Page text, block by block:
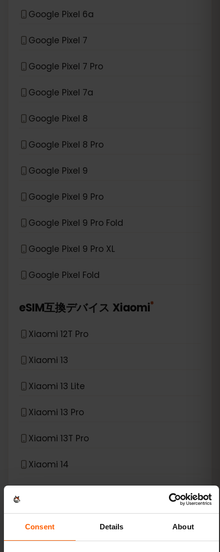
Consent Details About
Google Pixel 6a
Google Pixel 7
Google Pixel 7 Pro
Google Pixel 7a
Google Pixel 8
Google Pixel 8 Pro
Google Pixel 9
Google Pixel 9 Pro
Google Pixel 9 Pro Fold
Google Pixel 9 Pro XL
Google Pixel Fold
eSIM互換デバイス Xiaomi*
Xiaomi 12T Pro
Xiaomi 13
Xiaomi 13 Lite
Xiaomi 13 Pro
Xiaomi 13T Pro
Xiaomi 14
Xiaomi 14T
Xiaomi 14T Pro